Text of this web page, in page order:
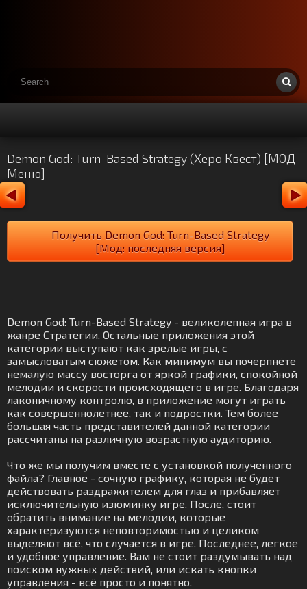
Demon God: Turn-Based Strategy (Херо Квест) [МОД
Меню]
Получить Demon God: Turn-Based Strategy
[Мод: последняя версия]
Demon God: Turn-Based Strategy - великолепная игра в
жанре Стратегии. Остальные приложения этой
категории выступают как зрелые игры, с
замысловатым сюжетом. Как минимум вы почерпнёте
немалую массу восторга от яркой графики, спокойной
мелодии и скорости происходящего в игре. Благодаря
лаконичному контролю, в приложение могут играть
как совершеннолетнее, так и подростки. Тем более
большая часть представителей данной категории
рассчитаны на различную возрастную аудиторию.
Что же мы получим вместе с установкой полученного
файла? Главное - сочную графику, которая не будет
действовать раздражителем для глаз и прибавляет
исключительную изюминку игре. После, стоит
обратить внимание на мелодии, которые
характеризуются неповторимостью и целиком
выделяют всё, что случается в игре. Последнее, легкое
и удобное управление. Вам не стоит раздумывать над
поиском нужных действий, или искать кнопки
управления - всё просто и понятно.